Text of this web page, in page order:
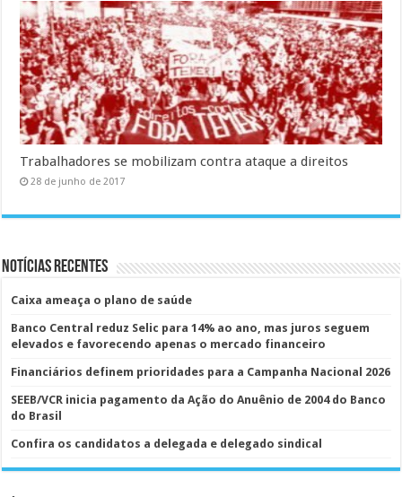
Trabalhadores se mobilizam contra ataque a direitos
28 de junho de 2017
Notícias Recentes
Caixa ameaça o plano de saúde
Banco Central reduz Selic para 14% ao ano, mas juros seguem
elevados e favorecendo apenas o mercado financeiro
Financiários definem prioridades para a Campanha Nacional 2026
SEEB/VCR inicia pagamento da Ação do Anuênio de 2004 do Banco
do Brasil
Confira os candidatos a delegada e delegado sindical